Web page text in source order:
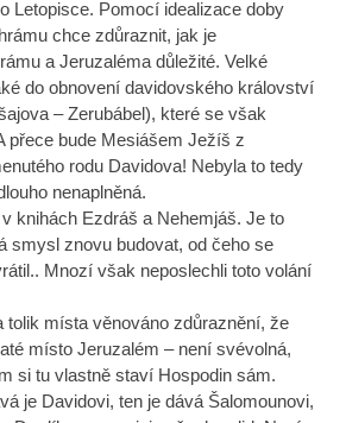
Letopisce. Pomocí idealizace doby
chce zdůraznit, jak je
a Jeruzaléma důležité. Velké
do obnovení davidovského království
– Zerubábel), které se však
přece bude Mesiášem Ježíš z
rodu Davidova! Nebyla to tedy
nenaplněná.
knihách Ezdráš a Nehemjáš. Je to
smysl znovu budovat, od čeho se
Mnozí však neposlechli toto volání
tolik místa věnováno zdůraznění, že
místo Jeruzalém – není svévolná,
si tu vlastně staví Hospodin sám.
je Davidovi, ten je dává Šalomounovi,